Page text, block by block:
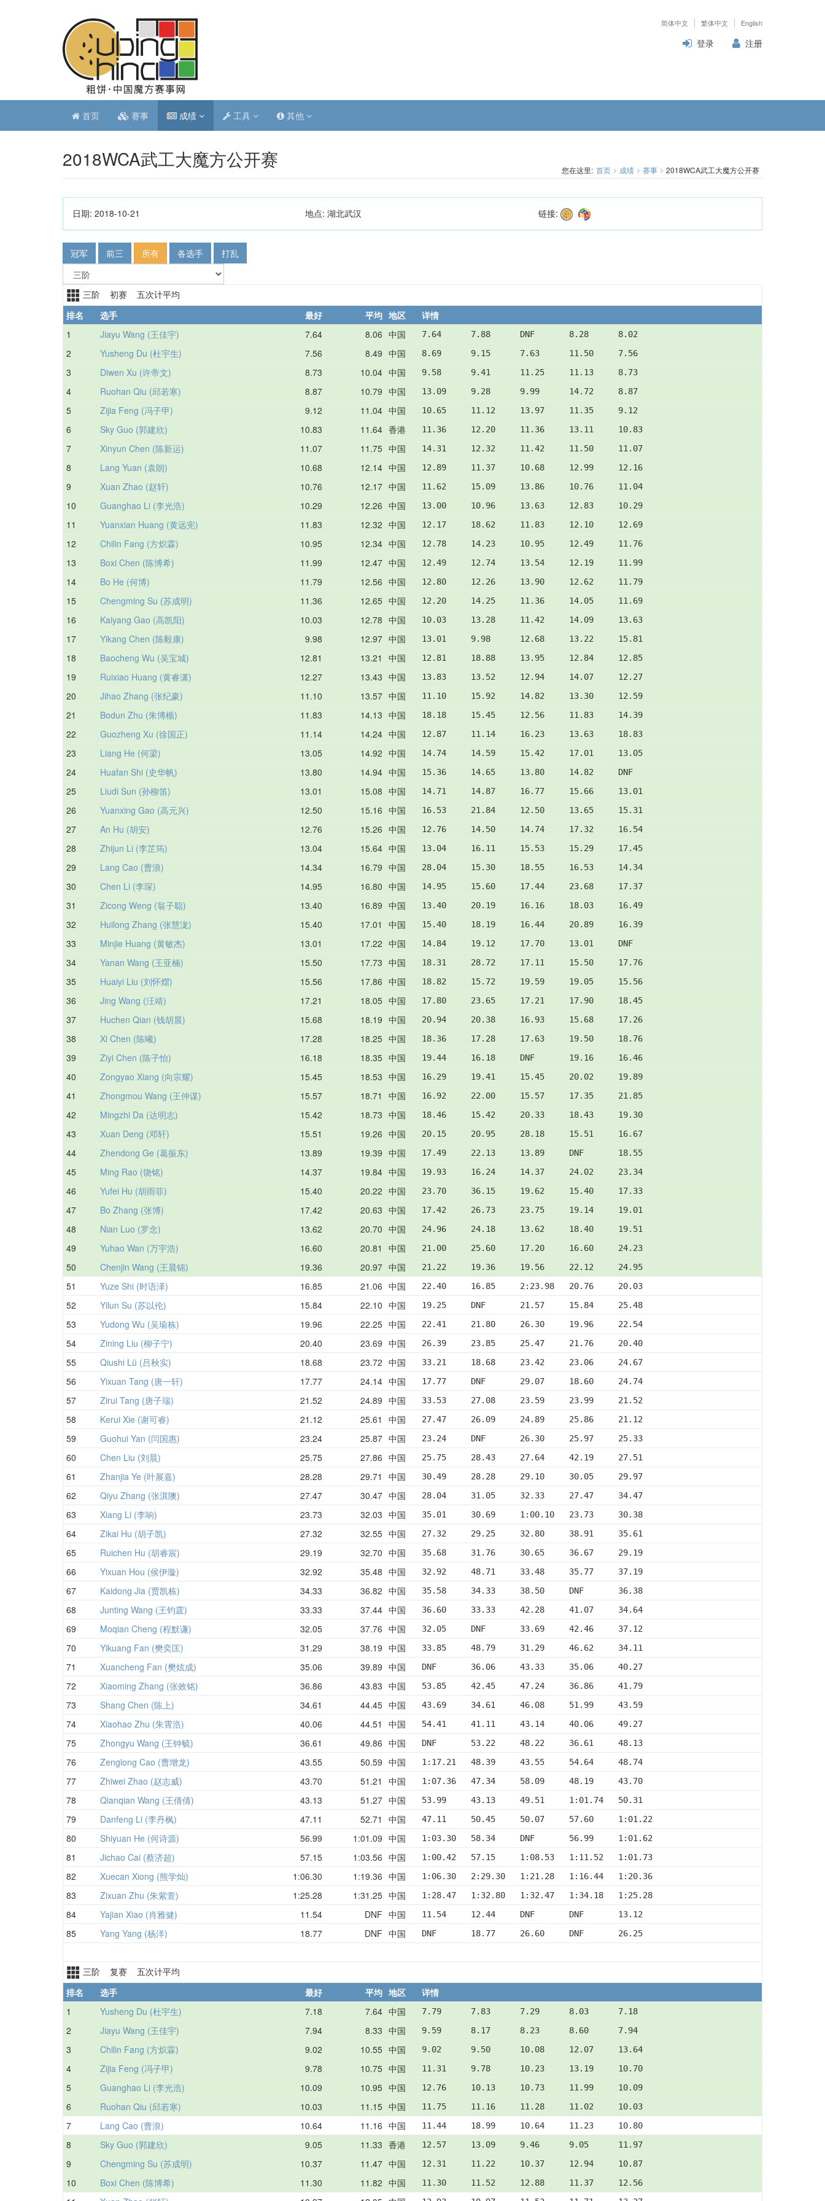
简体中文 繁体中文 English
登录 注册
首页 赛事 成绩 工具 其他
2018WCA武工大魔方公开赛 您在这里: 首页 成绩 赛事 2018WCA武工大魔方公开赛
日期: 2018-10-21 地点: 湖北武汉 链接:
冠军 前三 所有 各选手 打乱
三阶 初赛 五次计平均
排名
选手 最好 平均 地区
详情
1
Jiayu Wang (王佳宇) 7.64 8.06 中国 7.64      7.88      DNF       8.28      8.02
2 Yusheng Du (杜宇生) 7.56 8.49 中国 8.69      9.15      7.63      11.50     7.56
3 Diwen Xu (许帝文) 8.73 10.04 中国 9.58      9.41      11.25     11.13     8.73
4 Ruohan Qiu (邱若寒) 8.87 10.79 中国 13.09     9.28      9.99      14.72     8.87
5 Zijia Feng (冯子甲) 9.12 11.04 中国 10.65     11.12     13.97     11.35     9.12
6 Sky Guo (郭建欣) 10.83 11.64 香港 11.36     12.20     11.36     13.11     10.83
7 Xinyun Chen (陈新运) 11.07 11.75 中国 14.31     12.32     11.42     11.50     11.07
8 Lang Yuan (袁朗) 10.68 12.14 中国 12.89     11.37     10.68     12.99     12.16
9 Xuan Zhao (赵轩) 10.76 12.17 中国 11.62     15.09     13.86     10.76     11.04
10 Guanghao Li (李光浩) 10.29 12.26 中国 13.00     10.96     13.63     12.83     10.29
11 Yuanxian Huang (黄远宪) 11.83 12.32 中国 12.17     18.62     11.83     12.10     12.69
12 Chilin Fang (方炽霖) 10.95 12.34 中国 12.78     14.23     10.95     12.49     11.76
13 Boxi Chen (陈博希) 11.99 12.47 中国 12.49     12.74     13.54     12.19     11.99
14 Bo He (何博) 11.79 12.56 中国 12.80     12.26     13.90     12.62     11.79
15 Chengming Su (苏成明) 11.36 12.65 中国 12.20     14.25     11.36     14.05     11.69
16 Kaiyang Gao (高凯阳) 10.03 12.78 中国 10.03     13.28     11.42     14.09     13.63
17 Yikang Chen (陈毅康) 9.98 12.97 中国 13.01     9.98      12.68     13.22     15.81
18 Baocheng Wu (吴宝城) 12.81 13.21 中国 12.81     18.88     13.95     12.84     12.85
19 Ruixiao Huang (黄睿潇) 12.27 13.43 中国 13.83     13.52     12.94     14.07     12.27
20 Jihao Zhang (张纪豪) 11.10 13.57 中国 11.10     15.92     14.82     13.30     12.59
21 Bodun Zhu (朱博楯) 11.83 14.13 中国 18.18     15.45     12.56     11.83     14.39
22 Guozheng Xu (徐国正) 11.14 14.24 中国 12.87     11.14     16.23     13.63     18.83
23 Liang He (何梁) 13.05 14.92 中国 14.74     14.59     15.42     17.01     13.05
24 Huafan Shi (史华帆) 13.80 14.94 中国 15.36     14.65     13.80     14.82     DNF
25 Liudi Sun (孙柳笛) 13.01 15.08 中国 14.71     14.87     16.77     15.66     13.01
26 Yuanxing Gao (高元兴) 12.50 15.16 中国 16.53     21.84     12.50     13.65     15.31
27 An Hu (胡安) 12.76 15.26 中国 12.76     14.50     14.74     17.32     16.54
28 Zhijun Li (李芷筠) 13.04 15.64 中国 13.04     16.11     15.53     15.29     17.45
29 Lang Cao (曹浪) 14.34 16.79 中国 28.04     15.30     18.55     16.53     14.34
30 Chen Li (李琛) 14.95 16.80 中国 14.95     15.60     17.44     23.68     17.37
31 Zicong Weng (翁子聪) 13.40 16.89 中国 13.40     20.19     16.16     18.03     16.49
32 Huilong Zhang (张慧泷) 15.40 17.01 中国 15.40     18.19     16.44     20.89     16.39
33 Minjie Huang (黄敏杰) 13.01 17.22 中国 14.84     19.12     17.70     13.01     DNF
34 Yanan Wang (王亚楠) 15.50 17.73 中国 18.31     28.72     17.11     15.50     17.76
35 Huaiyi Liu (刘怀熠) 15.56 17.86 中国 18.82     15.72     19.59     19.05     15.56
36 Jing Wang (汪靖) 17.21 18.05 中国 17.80     23.65     17.21     17.90     18.45
37 Huchen Qian (钱胡晨) 15.68 18.19 中国 20.94     20.38     16.93     15.68     17.26
38 Xi Chen (陈曦) 17.28 18.25 中国 18.36     17.28     17.63     19.50     18.76
39 Ziyi Chen (陈子怡) 16.18 18.35 中国 19.44     16.18     DNF       19.16     16.46
40 Zongyao Xiang (向宗耀) 15.45 18.53 中国 16.29     19.41     15.45     20.02     19.89
41 Zhongmou Wang (王仲谋) 15.57 18.71 中国 16.92     22.00     15.57     17.35     21.85
42 Mingzhi Da (达明志) 15.42 18.73 中国 18.46     15.42     20.33     18.43     19.30
43 Xuan Deng (邓轩) 15.51 19.26 中国 20.15     20.95     28.18     15.51     16.67
44 Zhendong Ge (葛振东) 13.89 19.39 中国 17.49     22.13     13.89     DNF       18.55
45 Ming Rao (饶铭) 14.37 19.84 中国 19.93     16.24     14.37     24.02     23.34
46 Yufei Hu (胡雨菲) 15.40 20.22 中国 23.70     36.15     19.62     15.40     17.33
47 Bo Zhang (张博) 17.42 20.63 中国 17.42     26.73     23.75     19.14     19.01
48 Nian Luo (罗念) 13.62 20.70 中国 24.96     24.18     13.62     18.40     19.51
49 Yuhao Wan (万宇浩) 16.60 20.81 中国 21.00     25.60     17.20     16.60     24.23
50 Chenjin Wang (王晨锦) 19.36 20.97 中国 21.22     19.36     19.56     22.12     24.95
51 Yuze Shi (时语泽) 16.85 21.06 中国 22.40     16.85     2:23.98   20.76     20.03
52 Yilun Su (苏以伦) 15.84 22.10 中国 19.25     DNF       21.57     15.84     25.48
53 Yudong Wu (吴瑜栋) 19.96 22.25 中国 22.41     21.80     26.30     19.96     22.54
54 Zining Liu (柳子宁) 20.40 23.69 中国 26.39     23.85     25.47     21.76     20.40
55 Qiushi Lü (吕秋实) 18.68 23.72 中国 33.21     18.68     23.42     23.06     24.67
56 Yixuan Tang (唐一轩) 17.77 24.14 中国 17.77     DNF       29.07     18.60     24.74
57 Zirui Tang (唐子瑞) 21.52 24.89 中国 33.53     27.08     23.59     23.99     21.52
58 Kerui Xie (谢可睿) 21.12 25.61 中国 27.47     26.09     24.89     25.86     21.12
59 Guohui Yan (闫国惠) 23.24 25.87 中国 23.24     DNF       26.30     25.97     25.33
60 Chen Liu (刘晨) 25.75 27.86 中国 25.75     28.43     27.64     42.19     27.51
61 Zhanjia Ye (叶展嘉) 28.28 29.71 中国 30.49     28.28     29.10     30.05     29.97
62 Qiyu Zhang (张淇隩) 27.47 30.47 中国 28.04     31.05     32.33     27.47     34.47
63 Xiang Li (李响) 23.73 32.03 中国 35.01     30.69     1:00.10   23.73     30.38
64 Zikai Hu (胡子凯) 27.32 32.55 中国 27.32     29.25     32.80     38.91     35.61
65 Ruichen Hu (胡睿宸) 29.19 32.70 中国 35.68     31.76     30.65     36.67     29.19
66 Yixuan Hou (侯伊璇) 32.92 35.48 中国 32.92     48.71     33.48     35.77     37.19
67 Kaidong Jia (贾凯栋) 34.33 36.82 中国 35.58     34.33     38.50     DNF       36.38
68 Junting Wang (王钧霆) 33.33 37.44 中国 36.60     33.33     42.28     41.07     34.64
69 Moqian Cheng (程默谦) 32.05 37.76 中国 32.05     DNF       33.69     42.46     37.12
70 Yikuang Fan (樊奕匡) 31.29 38.19 中国 33.85     48.79     31.29     46.62     34.11
71 Xuancheng Fan (樊炫成) 35.06 39.89 中国 DNF       36.06     43.33     35.06     40.27
72 Xiaoming Zhang (张效铭) 36.86 43.83 中国 53.85     42.45     47.24     36.86     41.79
73 Shang Chen (陈上) 34.61 44.45 中国 43.69     34.61     46.08     51.99     43.59
74 Xiaohao Zhu (朱霄浩) 40.06 44.51 中国 54.41     41.11     43.14     40.06     49.27
75 Zhongyu Wang (王钟毓) 36.61 49.86 中国 DNF       53.22     48.22     36.61     48.13
76 Zenglong Cao (曹增龙) 43.55 50.59 中国 1:17.21   48.39     43.55     54.64     48.74
77 Zhiwei Zhao (赵志威) 43.70 51.21 中国 1:07.36   47.34     58.09     48.19     43.70
78 Qianqian Wang (王倩倩) 43.13 51.27 中国 53.99     43.13     49.51     1:01.74   50.31
79 Danfeng Li (李丹枫) 47.11 52.71 中国 47.11     50.45     50.07     57.60     1:01.22
80 Shiyuan He (何诗源) 56.99 1:01.09 中国 1:03.30   58.34     DNF       56.99     1:01.62
81 Jichao Cai (蔡济超) 57.15 1:03.56 中国 1:00.42   57.15     1:08.53   1:11.52   1:01.73
82 Xuecan Xiong (熊学灿) 1:06.30 1:19.36 中国 1:06.30   2:29.30   1:21.28   1:16.44   1:20.36
83 Zixuan Zhu (朱紫萱) 1:25.28 1:31.25 中国 1:28.47   1:32.80   1:32.47   1:34.18   1:25.28
84 Yajian Xiao (肖雅健) 11.54 DNF 中国 11.54     12.44     DNF       DNF       13.12
85 Yang Yang (杨洋) 18.77 DNF 中国 DNF       18.77     26.60     DNF       26.25
三阶 复赛 五次计平均
排名
选手 最好 平均 地区
详情
1
Yusheng Du (杜宇生) 7.18 7.64 中国 7.79      7.83      7.29      8.03      7.18
2 Jiayu Wang (王佳宇) 7.94 8.33 中国 9.59      8.17      8.23      8.60      7.94
3 Chilin Fang (方炽霖) 9.02 10.55 中国 9.02      9.50      10.08     12.07     13.64
4 Zijia Feng (冯子甲) 9.78 10.75 中国 11.31     9.78      10.23     13.19     10.70
5 Guanghao Li (李光浩) 10.09 10.95 中国 12.76     10.13     10.73     11.99     10.09
6 Ruohan Qiu (邱若寒) 10.03 11.15 中国 11.75     11.16     11.28     11.02     10.03
7 Lang Cao (曹浪) 10.64 11.16 中国 11.44     18.99     10.64     11.23     10.80
8 Sky Guo (郭建欣) 9.05 11.33 香港 12.57     13.09     9.46      9.05      11.97
9 Chengming Su (苏成明) 10.37 11.47 中国 12.31     11.22     10.37     12.94     10.87
10 Boxi Chen (陈博希) 11.30 11.82 中国 11.30     11.52     12.88     11.37     12.56